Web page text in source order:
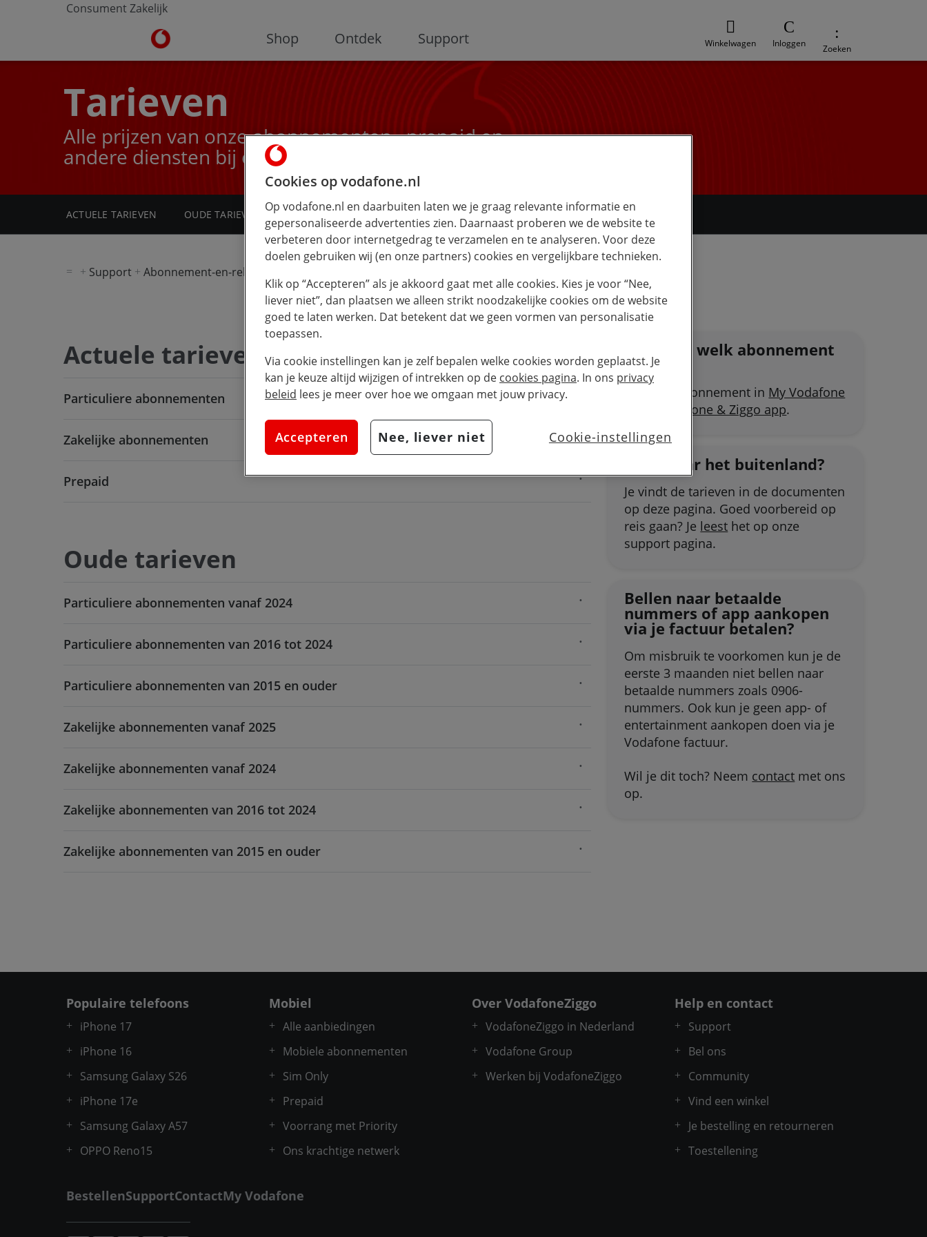
Consument Zakelijk
Ga naar de Vodafone homepage
Shop Ontdek Support Winkelwagen Inloggen Zoeken
Tarieven
Alle prijzen van onze abonnementen , prepaid en
andere diensten bij elkaar.
ACTUELE TARIEVEN OUDE TARIEVEN
Support Abonnement-en-rekening
Actuele tarieven
Particuliere abonnementen
Zakelijke abonnementen
Prepaid
Oude tarieven
Particuliere abonnementen vanaf 2024
Particuliere abonnementen van 2016 tot 2024
Particuliere abonnementen van 2015 en ouder
Zakelijke abonnementen vanaf 2025
Zakelijke abonnementen vanaf 2024
Zakelijke abonnementen van 2016 tot 2024
Zakelijke abonnementen van 2015 en ouder
Vergeten welk abonnement
je hebt?
Bekijk je abonnement in My Vodafone
Vodafone & Ziggo app.
Ga je naar het buitenland?
Je vindt de tarieven in de documenten
op deze pagina. Goed voorbereid op
reis gaan? Je leest het op onze
support pagina.
Bellen naar betaalde
nummers of app aankopen
via je factuur betalen?
Om misbruik te voorkomen kun je de
eerste 3 maanden niet bellen naar
betaalde nummers zoals 0906-
nummers. Ook kun je geen app- of
entertainment aankopen doen via je
Vodafone factuur.
Wil je dit toch? Neem contact met ons
op.
Populaire telefoons
iPhone 17
iPhone 16
Samsung Galaxy S26
iPhone 17e
Samsung Galaxy A57
OPPO Reno15
Mobiel
Alle aanbiedingen
Mobiele abonnementen
Sim Only
Prepaid
Voorrang met Priority
Ons krachtige netwerk
Over VodafoneZiggo
VodafoneZiggo in Nederland
Vodafone Group
Werken bij VodafoneZiggo
Help en contact
Support
Bel ons
Community
Vind een winkel
Je bestelling en retourneren
Toestellening
BestellenSupportContactMy Vodafone
Cookies op vodafone.nl
Op vodafone.nl en daarbuiten laten we je graag relevante informatie en
gepersonaliseerde advertenties zien. Daarnaast proberen we de website te
verbeteren door internetgedrag te verzamelen en te analyseren. Voor deze
doelen gebruiken wij (en onze partners) cookies en vergelijkbare technieken.
Klik op “Accepteren” als je akkoord gaat met alle cookies. Kies je voor “Nee,
liever niet”, dan plaatsen we alleen strikt noodzakelijke cookies om de website
goed te laten werken. Dat betekent dat we geen vormen van personalisatie
toepassen.
Via cookie instellingen kan je zelf bepalen welke cookies worden geplaatst. Je
kan je keuze altijd wijzigen of intrekken op de cookies pagina. In ons privacy
beleid lees je meer over hoe we omgaan met jouw privacy.
Accepteren Nee, liever niet Cookie-instellingen